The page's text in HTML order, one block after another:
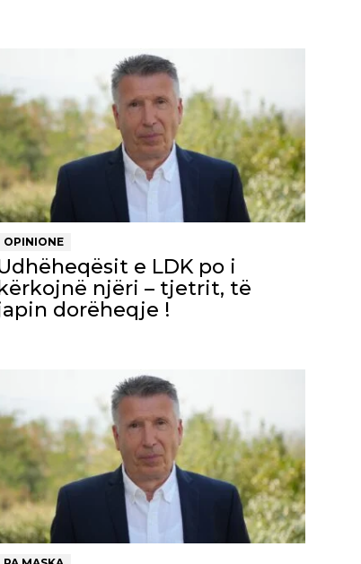
OPINIONE
e LDK po i
njëri – tjetrit, të
dorëheqje !